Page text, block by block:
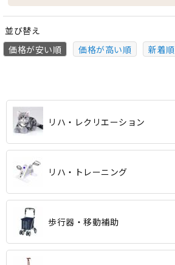
並び替え
価格が安い順
価格が高い順 新着順
リハ・レクリエーション
リハ・トレーニング
歩行器・移動補助